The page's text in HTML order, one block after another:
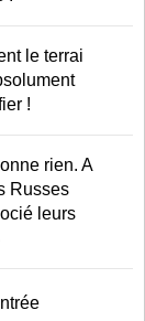
le terrai
!
rien. A
Russes
leurs